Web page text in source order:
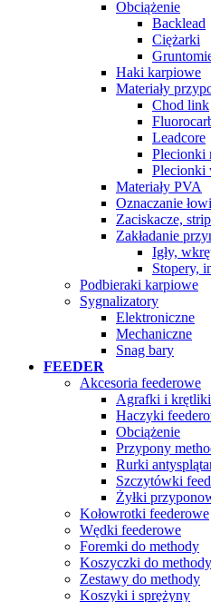
Obciążenie
Backlead
Ciężarki
Haki karpiowe
Materiały
Chod link
Leadcore
Plecionki
Plecionki
Materiały PVA
Oznaczanie
Zaciskacze,
Zakładanie
Igły,
Stopery,
Podbieraki karpiowe
Sygnalizatory
Elektroniczne
Mechaniczne
Snag bary
FEEDER
Akcesoria feederowe
Agrafki i
Haczyki
Obciążenie
Przypony
Rurki
Szczytówki
Żyłki
Kołowrotki feederowe
Wędki feederowe
Foremki do methody
Koszyczki do methody
Zestawy do methody
Koszyki i sprężyny